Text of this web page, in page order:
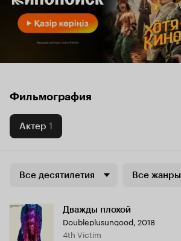
Фильмография
Актер 1
Все десятилетия Все жанры
Дважды плохой
Doubleplusungood, 2018
4th Victim